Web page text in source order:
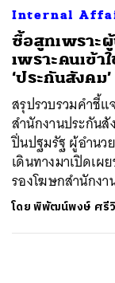
Internal
ซื้อสูทเพราะ
เพราะคนเข้า
‘ประกันสังคม’
สรุปรวบรวมคำชี้แ
สำนักงานประกัน
ปิ่นปฐมรัฐ ผู้อำนว
เดินทางมาเปิดเ
รองโฆษกสำนักง
โดยพิพัฒน์พงษ์ ศรี